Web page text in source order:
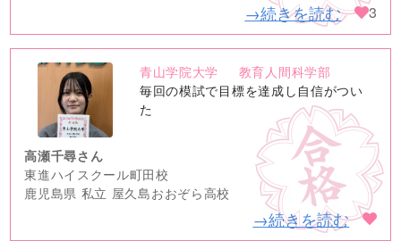
→続きを読む 3
no
image
青山学院大学
教育人間科学部
毎回の模試で目標を達成し自信がつい
た
高瀬千尋さん
東進ハイスクール町田校
鹿児島県 私立 屋久島おおぞら高校
→続きを読む